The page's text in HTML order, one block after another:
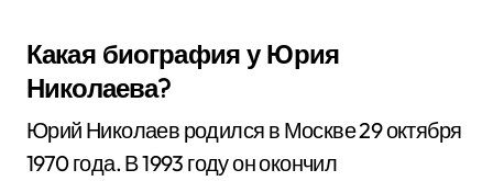
Какая биография у Юрия
Николаева?
Юрий Николаев родился в Москве 29 октября
1970 года. В 1993 году он окончил